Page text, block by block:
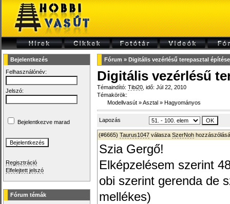
Bejelentkezés
Felhasználónév:
Jelszó:
Bejelentkezve marad
Regisztráció
Elfelejtett jelszó
Fórum témák
Fórum » Digitális vezérlésű terepasztal építése
Digitális vezérlésű
Témaindító: Tibi20 , idő: Júl 22, 2010
Témakörök:
Modellvasút »Asztal » Hagyományos
Lapozás
(#6665) Taurus1047 válasza SzerNoh
Szia Gergő!
Elképzelésem szerint
obi szerint gerenda de
mellékes)